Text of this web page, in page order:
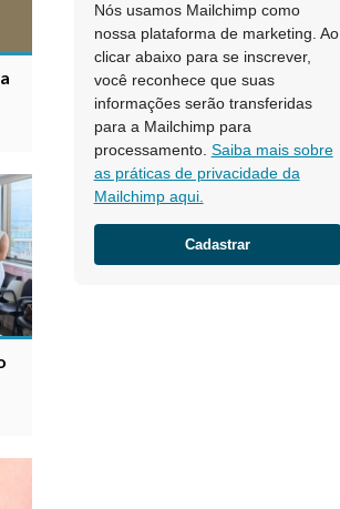
Nós usamos Mailchimp como
nossa plataforma de marketing. Ao
clicar abaixo para se inscrever,
você reconhece que suas
informações serão transferidas
para a Mailchimp para
processamento. Saiba mais sobre
as práticas de privacidade da
Mailchimp aqui.